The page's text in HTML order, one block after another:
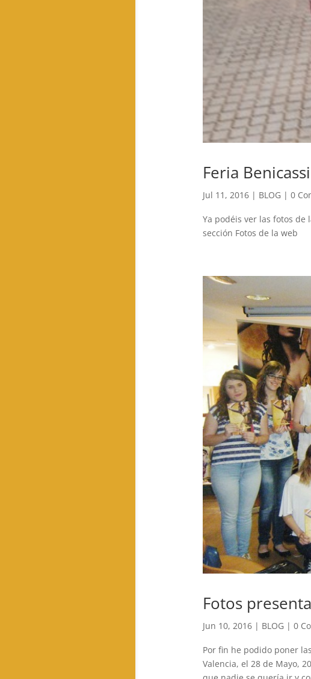
Feria
Jul 11, 2016| BLOG | 0
Ya podéis ver las fotos de
sección Fotos de la web
Fotos
Jun 10, 2016| BLOG | 0
Por fin he podido poner
Valencia, el 28 de Mayo,